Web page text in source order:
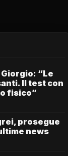
“Le
Il test con
fisico”
prosegue
news